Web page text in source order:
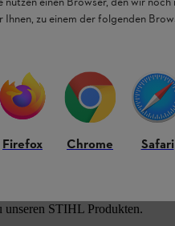
unseren STIHL Produkten.
Ihnen, zu einem der folgenden
Firefox Chrome Safari